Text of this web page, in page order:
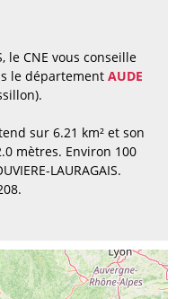
le CNE vous conseille
le département AUDE
sur 6.21 km² et son
mètres. Environ 100
LAURAGAIS.